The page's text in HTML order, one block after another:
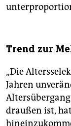
Trend zur
„Die
Jahren
draußen ist,